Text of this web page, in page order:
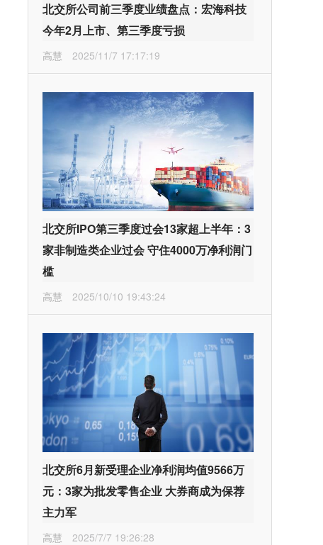
北交所公司前三季度业绩盘点：宏海科技
今年2月上市、第三季度亏损
高慧 2025/11/7 17:17:19
北交所IPO第三季度过会13家超上半年：3
家非制造类企业过会 守住4000万净利润门
槛
高慧 2025/10/10 19:43:24
北交所6月新受理企业净利润均值9566万
元：3家为批发零售企业 大券商成为保荐
主力军
高慧 2025/7/7 19:26:28